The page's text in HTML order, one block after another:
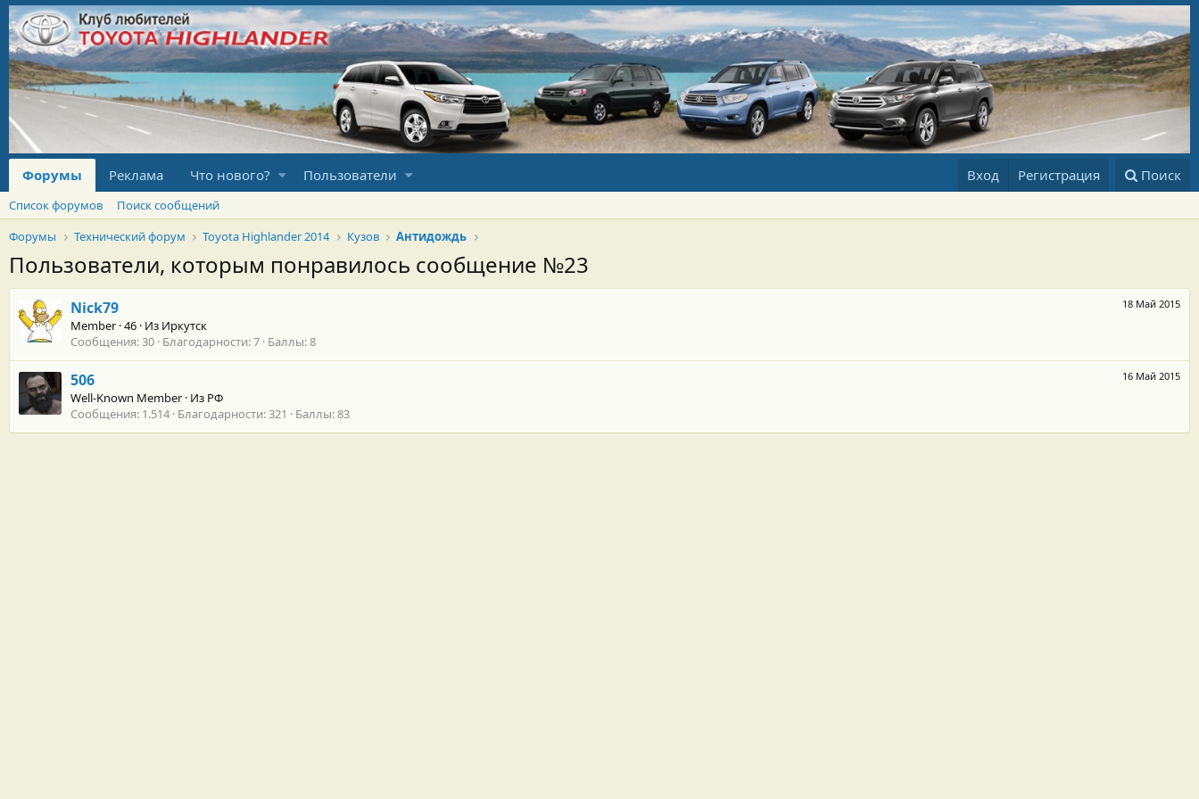
Форумы Реклама Что нового? Пользователи Вход Регистрация Поиск
Список форумов
Поиск сообщений
Форумы
Технический форум Toyota Highlander 2014 Кузов Антидождь
Пользователи, которым понравилось сообщение №23
18 Май 2015
Nick79
Member ·46 · Из Иркутск
Сообщения 30 Благодарности 7 Баллы 8
16 Май 2015
506
Well-Known Member · Из РФ
Сообщения 1.514 Благодарности 321 Баллы 83